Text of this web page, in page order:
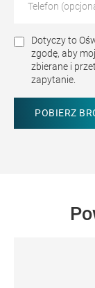
Dotyczy to
zgodę, aby
zbierane i
zapytanie.